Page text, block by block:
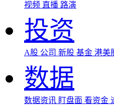
视频 直播 路演
投资
A股 公司 新股 基金 港美
数据
数据资讯 盯盘面 看资金